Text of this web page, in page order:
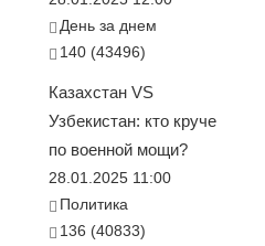
День за днем
140 (43496)
Казахстан VS
Узбекистан: кто круче
по военной мощи?
28.01.2025 11:00
Политика
136 (40833)